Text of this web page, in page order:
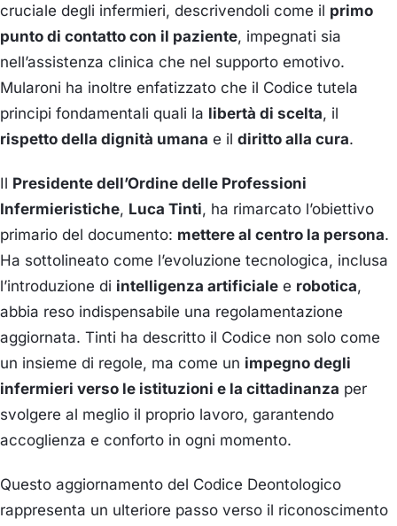
cruciale degli infermieri, descrivendoli come il primo
punto di contatto con il paziente, impegnati sia
nell’assistenza clinica che nel supporto emotivo.
Mularoni ha inoltre enfatizzato che il Codice tutela
principi fondamentali quali la libertà di scelta, il
rispetto della dignità umana e il diritto alla cura.
Il Presidente dell’Ordine delle Professioni
Infermieristiche, Luca Tinti, ha rimarcato l’obiettivo
primario del documento: mettere al centro la persona.
Ha sottolineato come l’evoluzione tecnologica, inclusa
l’introduzione di intelligenza artificiale e robotica,
abbia reso indispensabile una regolamentazione
aggiornata. Tinti ha descritto il Codice non solo come
un insieme di regole, ma come un impegno degli
infermieri verso le istituzioni e la cittadinanza per
svolgere al meglio il proprio lavoro, garantendo
accoglienza e conforto in ogni momento.
Questo aggiornamento del Codice Deontologico
rappresenta un ulteriore passo verso il riconoscimento